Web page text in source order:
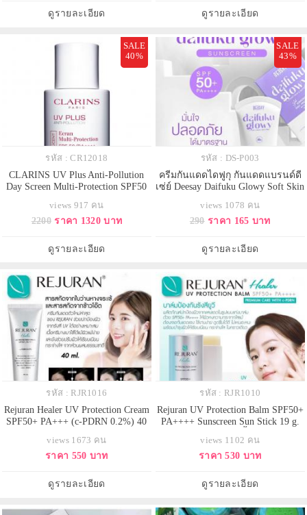
ข้นเนียนนุ่ม ต่อต้านความเครียดให้
ผิว พร้อมทำหน้าที่ฟื้นฟูผ
ดูรายละเอียด
เหนื่อยล้าระหว่างวัน ปรับผิวให้ส
ดูรายละเอียด
SALE
40%
รหัส : CR12018
CLARINS UV Plus Anti-Pollution
Day Screen Multi-Protection SPF50
กันแดดด้วยส่วนผสมของสารสกัด
จาก Alpine Sanicle ช่วยปกป้องผิว
จากมือถือ มลภาวะ และฝุ่นละออง
พร้อมลดเลือนความหมองคล้ำได้
views 917 คน
2200 ราคา 1320 บาท
ดูรายละเอียด
SALE
43%
รหัส : DS-P003
ครีมกันแดดไดฟูกุ กันแดดแบรนด์ดี
เซ่ย์ Deesay Daifuku Glowy Soft Skin
SPF50+ PA++++ (หลอดม่วง)
views 1078 คน
290 ราคา 165 บาท
ดูรายละเอียด
รหัส : RJR1016
Rejuran Healer UV Protection Cream
SPF50+ PA+++ (c-PDRN 0.2%) 40
วงการคลีนิคเกาหลีมาในรูปแบบเนื้อ
น้ำนมซึมไวไม่ผสมโทนอัพ ช่วย
จากแสง UV ให้งานผิวสวย ฉ่ำแบบ
สาวเกาหลีมี SPF50+ PA+++ ให้การ
views 1673 คน
ราคา 550 บาท
ดูรายละเอียด
รหัส : RJR1010
Rejuran UV Protection Balm SPF50+
PA++++ Sunscreen Sun Stick 19 g.
เอนกประสงค์ที่ป้องกันเเดดรังสียูวี
ป้องกันความมัน เเละบำรุงผิว ช่วย
สะดวก สามารถทาระหว่างวันได้
เหมาะมากสำหรับการเติมกันเเดดระ
views 1102 คน
ราคา 530 บาท
ดูรายละเอียด